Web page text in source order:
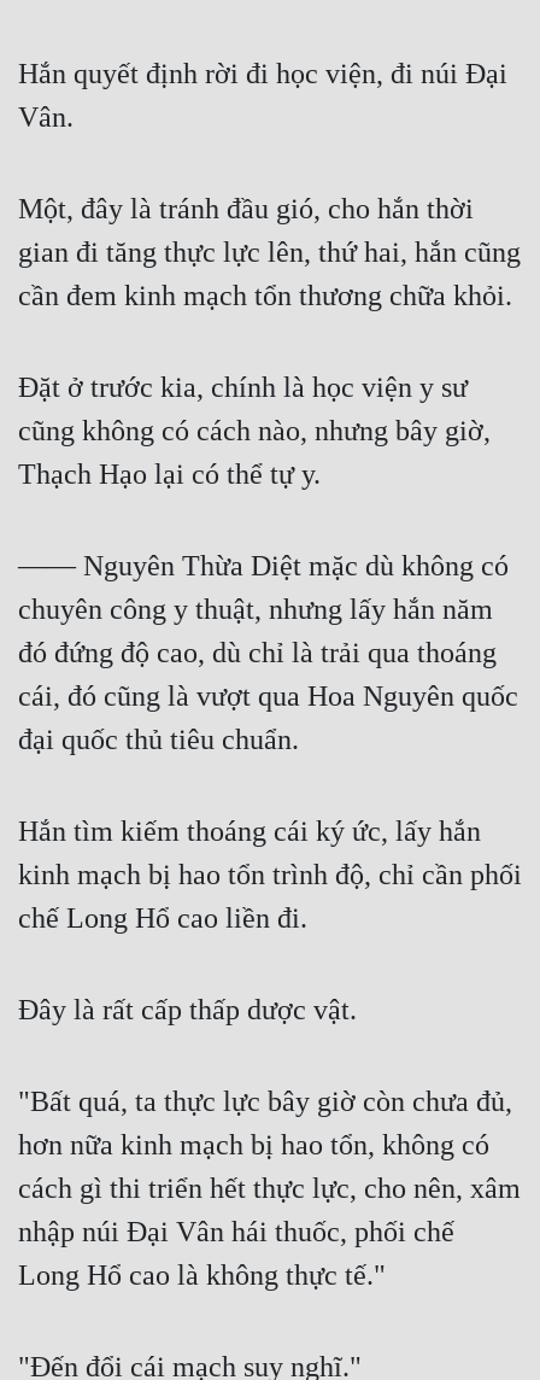
Hắn quyết định rời đi học viện, đi núi Đại
Vân.
Một, đây là tránh đầu gió, cho hắn thời
gian đi tăng thực lực lên, thứ hai, hắn cũng
cần đem kinh mạch tổn thương chữa khỏi.
Đặt ở trước kia, chính là học viện y sư
cũng không có cách nào, nhưng bây giờ,
Thạch Hạo lại có thể tự y.
—— Nguyên Thừa Diệt mặc dù không có
chuyên công y thuật, nhưng lấy hắn năm
đó đứng độ cao, dù chỉ là trải qua thoáng
cái, đó cũng là vượt qua Hoa Nguyên quốc
đại quốc thủ tiêu chuẩn.
Hắn tìm kiếm thoáng cái ký ức, lấy hắn
kinh mạch bị hao tổn trình độ, chỉ cần phối
chế Long Hổ cao liền đi.
Đây là rất cấp thấp dược vật.
"Bất quá, ta thực lực bây giờ còn chưa đủ,
hơn nữa kinh mạch bị hao tổn, không có
cách gì thi triển hết thực lực, cho nên, xâm
nhập núi Đại Vân hái thuốc, phối chế
Long Hổ cao là không thực tế."
"Đến đổi cái mạch suy nghĩ."